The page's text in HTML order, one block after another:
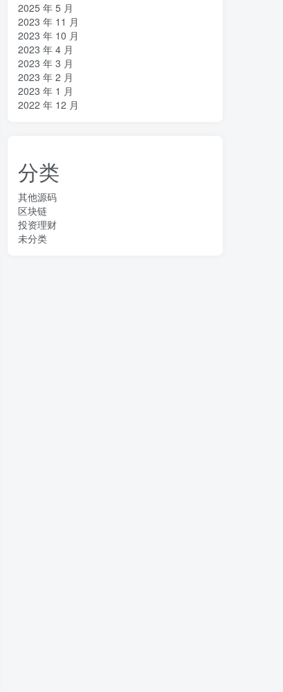
2025 年 5 月
2023 年 11 月
2023 年 10 月
2023 年 4 月
2023 年 3 月
2023 年 2 月
2023 年 1 月
2022 年 12 月
分类
其他源码
区块链
投资理财
未分类